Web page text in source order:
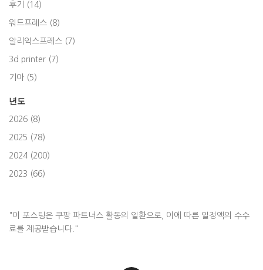
후기 (14)
워드프레스 (8)
알리익스프레스 (7)
3d printer (7)
기아 (5)
년도
2026 (8)
2025 (78)
2024 (200)
2023 (66)
"이 포스팅은 쿠팡 파트너스 활동의 일환으로, 이에 따른 일정액의 수수
료를 제공받습니다."